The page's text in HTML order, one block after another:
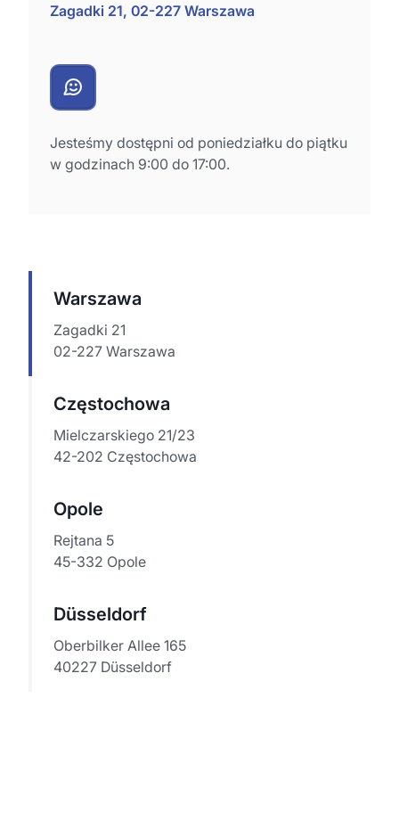
Zagadki 21, 02-227 Warszawa
Jesteśmy dostępni od poniedziałku do piątku
w godzinach 9:00 do 17:00.
Warszawa
Zagadki 21
02-227 Warszawa
Częstochowa
Mielczarskiego 21/23
42-202 Częstochowa
Opole
Rejtana 5
45-332 Opole
Düsseldorf
Oberbilker Allee 165
40227 Düsseldorf